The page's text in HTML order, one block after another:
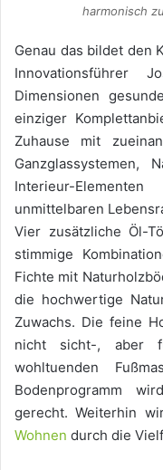
harmonisch
Genau das bildet den
Innovationsführer
Dimensionen
einziger
Zuhause mit
Ganzglassystemen,
Interieur-
unmittelbaren
Vier zusätzliche Öl-
stimmige
Fichte mit
die hochwertige
Zuwachs. Die feine
nicht sicht-, aber
wohltuenden
Bodenprogramm
gerecht. Weiterhin
Wohnen durch die